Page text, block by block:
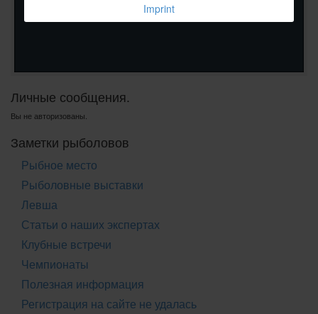
Личные сообщения.
Вы не авторизованы.
Заметки рыболовов
Рыбное место
Рыболовные выставки
Левша
Статьи о наших экспертах
Клубные встречи
Чемпионаты
Полезная информация
Регистрация на сайте не удалась
Imprint